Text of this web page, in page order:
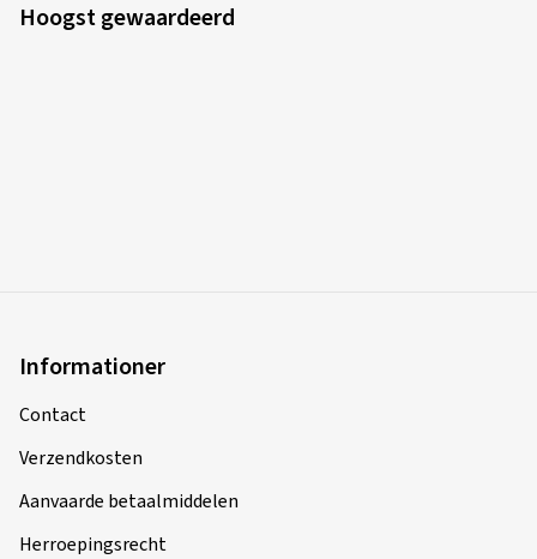
Hoogst gewaardeerd
Informationer
Contact
Verzendkosten
Aanvaarde betaalmiddelen
Herroepingsrecht